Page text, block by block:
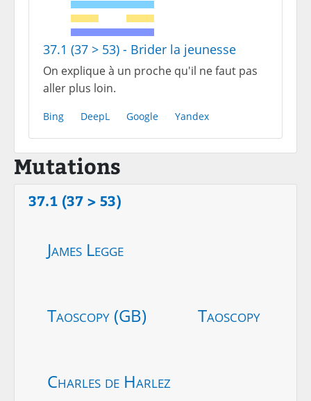
37.1 (37 > 53) - Brider la jeunesse
On explique à un proche qu'il ne faut pas
aller plus loin.
Bing DeepL Google Yandex
Mutations
37.1 (37 > 53)
James Legge
Taoscopy (GB) Taoscopy
Charles de Harlez